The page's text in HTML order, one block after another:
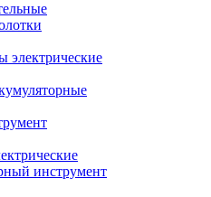
электрические
инструмент